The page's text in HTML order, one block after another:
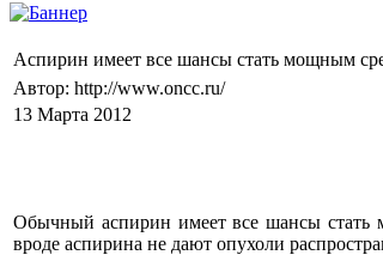
Аспирин имеет все шансы стать мощным
Автор: http://www.oncc.ru/
13 Марта 2012
Обычный аспирин имеет все шансы стать
вроде аспирина не дают опухоли